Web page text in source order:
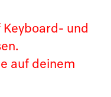
Keyboard- und
auf deinem